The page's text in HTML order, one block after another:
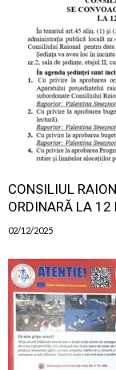
CONSILIUL
ORDINARĂ LA 12
02/12/2025